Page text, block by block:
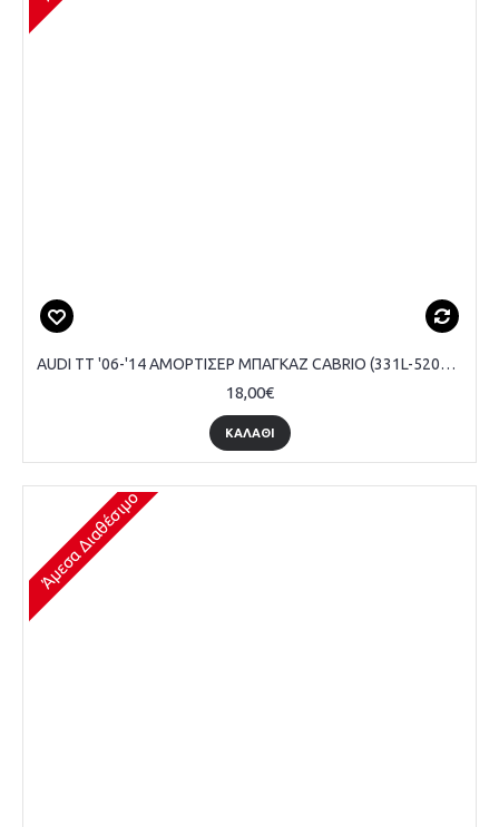
AUDI TT '06-'14 ΑΜΟΡΤΙΣΕΡ ΜΠΑΓΚΑΖ CABRIO (331L-520N) MARELLI
18,00€
ΚΑΛΆΘΙ
Άμεσα Διαθέσιμο